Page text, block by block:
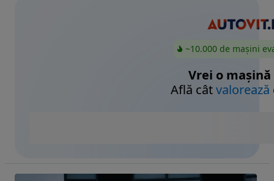
~10.000 de mașini
Vrei o mașină
Află câtvalorează